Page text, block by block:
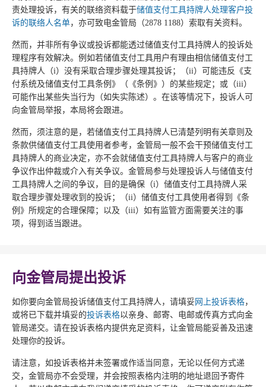
责处理投诉，有关的联络资料载于储值支付工具持牌人处理客户投
诉的联络人名单，亦可致电金管局（2878 1188）索取有关资料。
然而，并非所有争议或投诉都能透过储值支付工具持牌人的投诉处
理程序有效解决。例如若储值支付工具用户有理由相信储值支付工
具持牌人（i）没有采取合理步骤处理其投诉；（ii）可能违反《支
付系统及储值支付工具条例》（《条例》）的某些规定；或（iii）
可能作出某些失当行为（如失实陈述）。在该等情况下，投诉人可
向金管局举报，本局将会跟进。
然而，须注意的是，若储值支付工具持牌人已清楚列明有关章则及
条款供储值支付工具使用者参考，金管局一般不会干预储值支付工
具持牌人的商业决定，亦不会就储值支付工具持牌人与客户的商业
争议作出仲裁或介入有关争议。金管局参与处理投诉人与储值支付
工具持牌人之间的争议，目的是确保（i）储值支付工具持牌人采
取合理步骤处理收到的投诉；（ii）储值支付工具使用者得到《条
例》所规定的合理保障；以及（iii）如有监管方面需要关注的事
项，得到适当跟进。
向金管局提出投诉
如你要向金管局投诉储值支付工具持牌人，请填妥网上投诉表格，
或将已下载并填妥的投诉表格以亲身、邮寄、电邮或传真方式向金
管局递交。请在投诉表格内提供充足资料，让金管局能妥善及迅速
处理你的投诉。
请注意，如投诉表格并未签署或作适当同意，无论以任何方式递
交，金管局亦不会受理，并会按照表格内注明的地址退回予寄件